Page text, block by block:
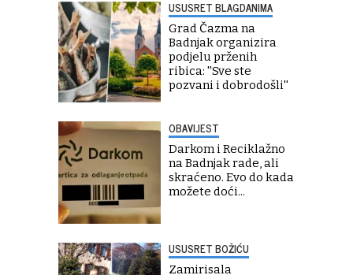
USUSRET BLAGDANIMA
Grad Čazma na
Badnjak organizira
podjelu prženih
ribica: ''Sve ste
pozvani i dobrodošli''
OBAVIJEST
Darkom i Reciklažno
na Badnjak rade, ali
skraćeno. Evo do kada
možete doći...
USUSRET BOŽIĆU
Zamirisala